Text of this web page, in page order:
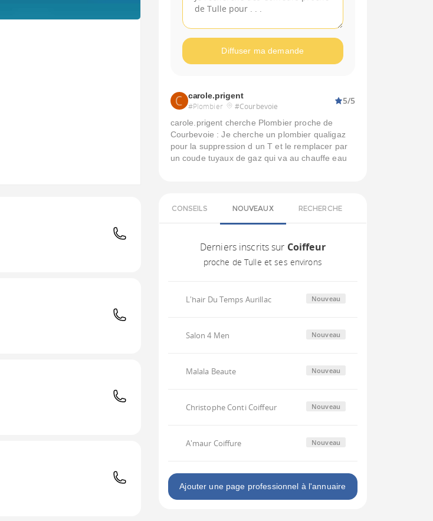
Diffuser ma demande
carole.prigent
#Plombier #Courbevoie
5/5
carole.prigent cherche Plombier proche de
Courbevoie : Je cherche un plombier qualigaz
pour la suppression d un T et le remplacer par
un coude tuyaux de gaz qui va au chauffe eau
CONSEILS NOUVEAUX RECHERCHE
Derniers inscrits sur Coiffeur
proche de Tulle et ses environs
L'hair Du Temps Aurillac Nouveau
Salon 4 Men Nouveau
Malala Beaute Nouveau
Christophe Conti Coiffeur Nouveau
A'maur Coiffure Nouveau
Ajouter une page professionnel à l'annuaire